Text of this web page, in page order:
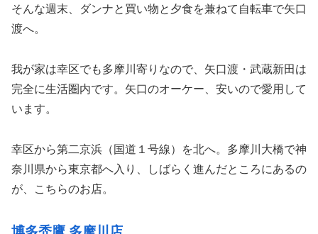
そんな週末、ダンナと買い物と夕食を兼ねて自転車で矢口
渡へ。
我が家は幸区でも多摩川寄りなので、矢口渡・武蔵新田は
完全に生活圏内です。矢口のオーケー、安いので愛用して
います。
幸区から第二京浜（国道１号線）を北へ。多摩川大橋で神
奈川県から東京都へ入り、しばらく進んだところにあるの
が、こちらのお店。